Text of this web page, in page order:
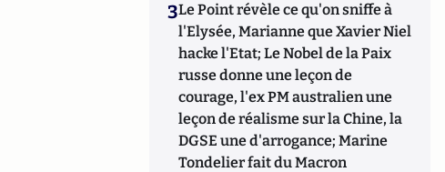
3Le Point révèle ce qu'on sniffe à
l'Elysée, Marianne que Xavier Niel
hacke l'Etat; Le Nobel de la Paix
russe donne une leçon de
courage, l'ex PM australien une
leçon de réalisme sur la Chine, la
DGSE une d'arrogance; Marine
Tondelier fait du Macron